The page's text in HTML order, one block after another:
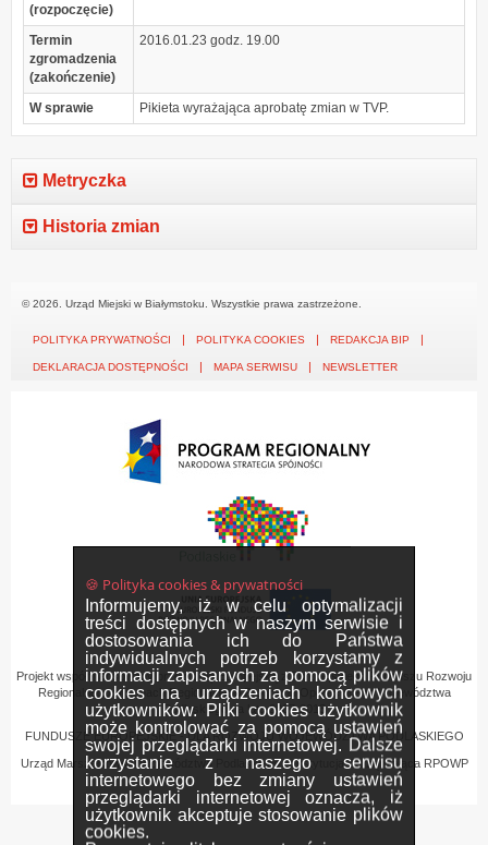
🍪 Polityka cookies & prywatności
Informujemy, iż w celu optymalizacji
treści dostępnych w naszym serwisie i
dostosowania ich do Państwa
indywidualnych potrzeb korzystamy z
informacji zapisanych za pomocą plików
cookies na urządzeniach końcowych
użytkowników. Pliki cookies użytkownik
może kontrolować za pomocą ustawień
swojej przeglądarki internetowej. Dalsze
korzystanie z naszego serwisu
internetowego bez zmiany ustawień
przeglądarki internetowej oznacza, iż
użytkownik akceptuje stosowanie plików
cookies.
(rozpoczęcie)
Termin
zgromadzenia
(zakończenie)
2016.01.23 godz. 19.00
W sprawie Pikieta wyrażająca aprobatę zmian w TVP.
Metryczka
Historia zmian
© 2026. Urząd Miejski w Białymstoku. Wszystkie prawa zastrzeżone.
POLITYKA PRYWATNOŚCI POLITYKA COOKIES REDAKCJA BIP
DEKLARACJA DOSTĘPNOŚCI MAPA SERWISU NEWSLETTER
Projekt współfinansowany przez Unię Europejską z Europejskiego Funduszu Rozwoju
Regionalnego w ramach Regionalnego Programu Operacyjnego Województwa
Podlaskiego na lata 2007-2013
FUNDUSZE EUROPEJSKIE - DLA ROZWOJU WOJEWÓDZTWA PODLASKIEGO
Urząd Marszałkowski Województwa Podlaskiego – Instytucja Zarządzająca RPOWP